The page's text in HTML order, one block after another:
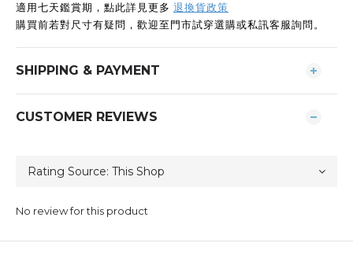
適用七天鑑賞期，點此詳見更多 退換貨政策
購買前若對尺寸有疑問，歡迎至門市試穿選購或私訊客服詢問。
SHIPPING & PAYMENT
CUSTOMER REVIEWS
No review for this product